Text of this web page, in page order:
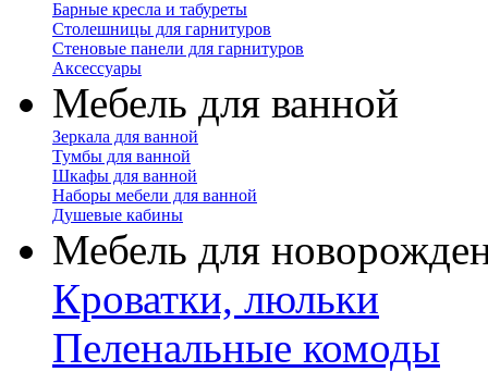
Барные кресла и табуреты
Столешницы для гарнитуров
Стеновые панели для гарнитуров
Аксессуары
Мебель для ванной
Зеркала для ванной
Тумбы для ванной
Шкафы для ванной
Наборы мебели для ванной
Душевые кабины
Мебель для
Кроватки, люльки
Пеленальные комоды